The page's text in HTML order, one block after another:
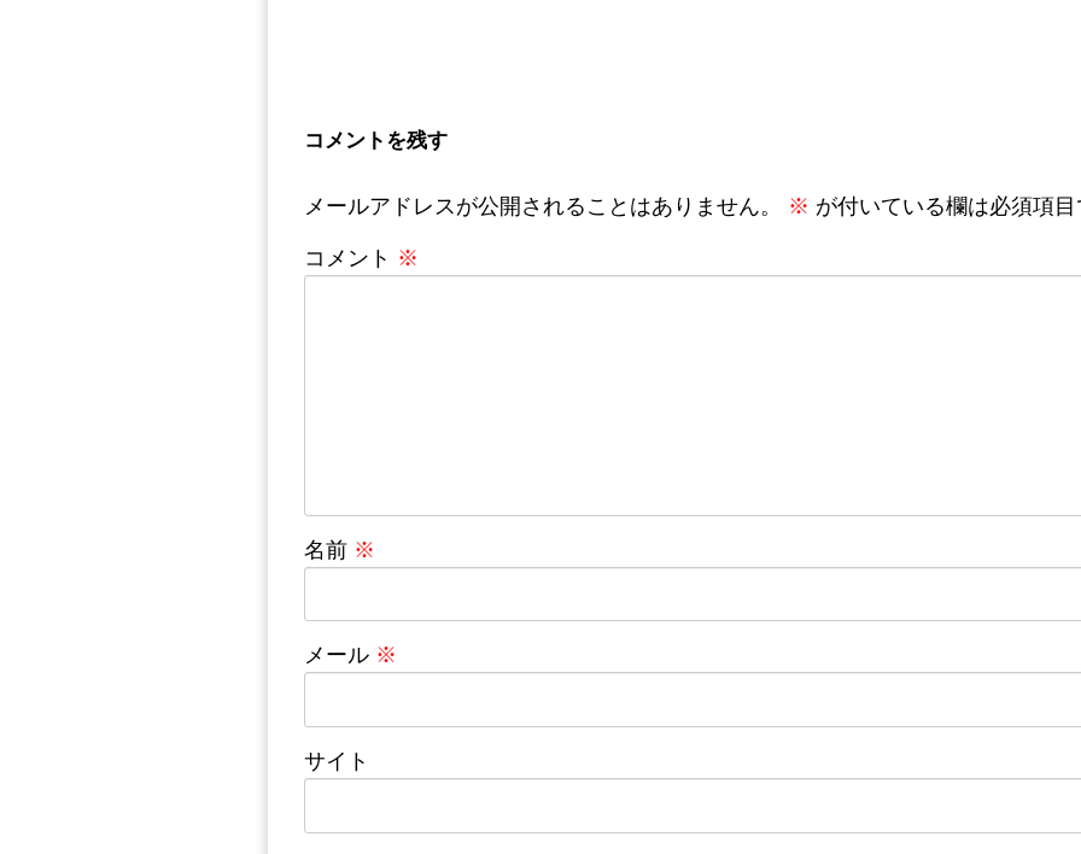
コメントを残す
メールアドレスが公開されることはありません。 ※ が付いている欄は必須項
コメント ※
名前 ※
メール ※
サイト